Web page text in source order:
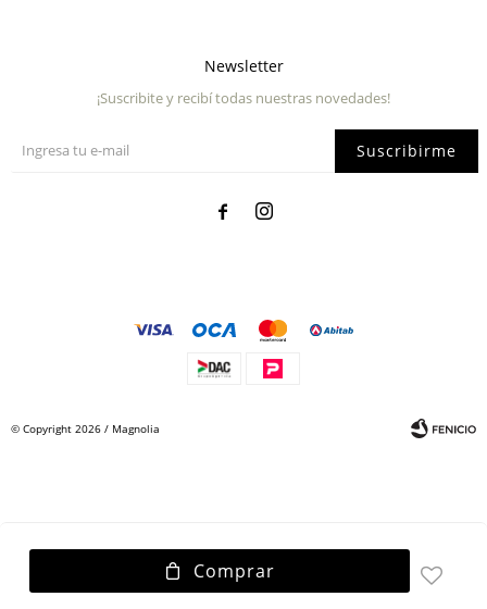
Comprar
Newsletter
¡Suscribite y recibí todas nuestras novedades!
Suscribirme
 
© Copyright 2026 / Magnolia
Fenicio